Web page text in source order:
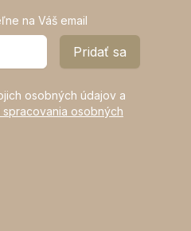
na Váš email
Pridať sa
osobných údajov a
spracovania osobných